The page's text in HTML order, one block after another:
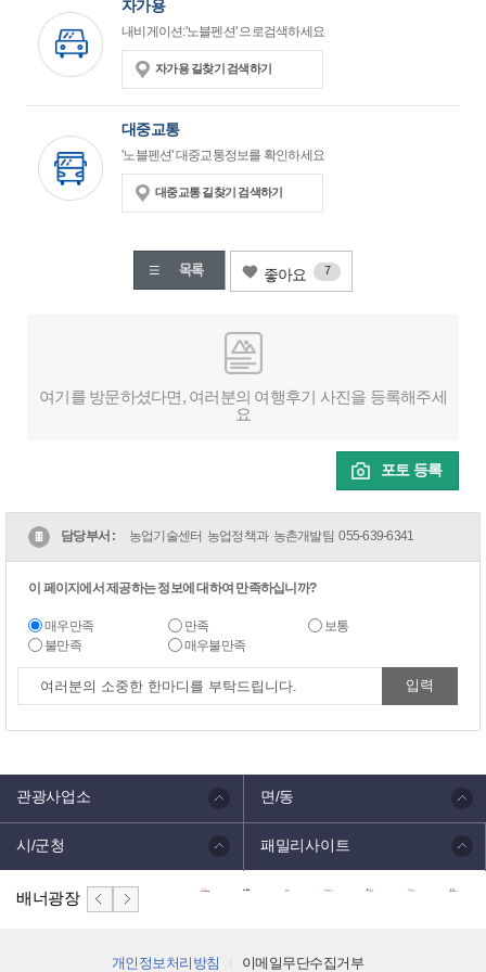
자가용
내비게이션:'노블펜션' 으로검색하세요
자가용 길찾기 검색하기
대중교통
'노블펜션' 대중교통정보를 확인하세요
대중교통 길찾기 검색하기
좋아요 7
여기를 방문하셨다면, 여러분의 여행후기 사진을 등록해주세
요
포토 등록
담당부서 : 농업기술센터 농업정책과 농촌개발팀055-639-6341
이 페이지에서 제공하는 정보에 대하여 만족하십니까?
매우만족 만족
보통
불만족
매우불만족
관광사업소 면/동
시/군청 패밀리사이트
배너광장
개인정보처리방침 이메일무단수집거부